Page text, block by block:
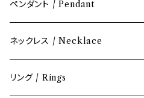
ペンダント / Pendant
ネックレス / Necklace
リング / Rings